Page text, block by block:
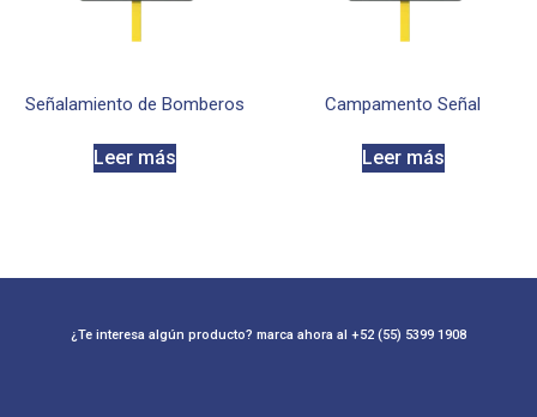
Señalamiento de Bomberos
Leer más
Campamento Señal
Leer más
¿Te interesa algún producto? marca ahora al +52 (55) 5399 1908